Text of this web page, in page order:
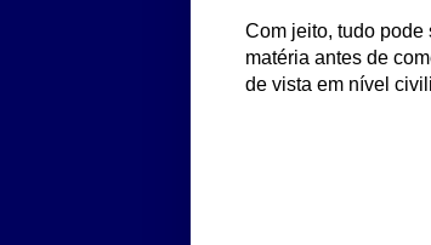
Com jeito, tudo pode
matéria antes de
de vista em nível